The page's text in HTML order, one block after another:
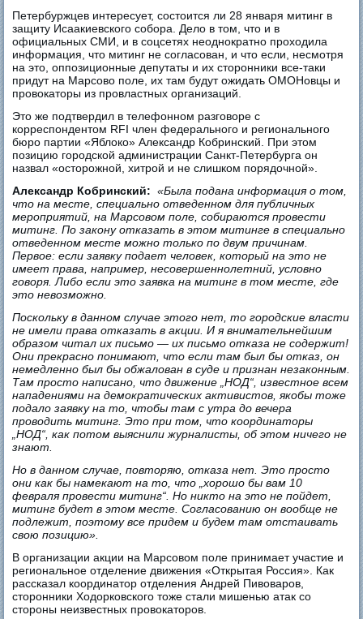
Петербуржцев интересует, состоится ли 28 января митинг в
защиту Исаакиевского собора. Дело в том, что и в
официальных СМИ, и в соцсетях неоднократно проходила
информация, что митинг не согласован, и что если, несмотря
на это, оппозиционные депутаты и их сторонники все-таки
придут на Марсово поле, их там будут ожидать ОМОНовцы и
провокаторы из провластных организаций.
Это же подтвердил в телефонном разговоре с
корреспондентом RFI член федерального и регионального
бюро партии «Яблоко» Александр Кобринский. При этом
позицию городской администрации Санкт-Петербурга он
назвал «осторожной, хитрой и не слишком порядочной».
Александр Кобринский: «Была подана информация о том,
что на месте, специально отведенном для публичных
мероприятий, на Марсовом поле, собираются провести
митинг. По закону отказать в этом митинге в специально
отведенном месте можно только по двум причинам.
Первое: если заявку подает человек, который на это не
имеет права, например, несовершеннолетний, условно
говоря. Либо если это заявка на митинг в том месте, где
это невозможно.
Поскольку в данном случае этого нет, то городские власти
не имели права отказать в акции. И я внимательнейшим
образом читал их письмо — их письмо отказа не содержит!
Они прекрасно понимают, что если там был бы отказ, он
немедленно был бы обжалован в суде и признан незаконным.
Там просто написано, что движение „НОД“, известное всем
нападениями на демократических активистов, якобы тоже
подало заявку на то, чтобы там с утра до вечера
проводить митинг. Это при том, что координаторы
„НОД“, как потом выяснили журналисты, об этом ничего не
знают.
Но в данном случае, повторяю, отказа нет. Это просто
они как бы намекают на то, что „хорошо бы вам 10
февраля провести митинг“. Но никто на это не пойдет,
митинг будет в этом месте. Согласованию он вообще не
подлежит, поэтому все придем и будем там отстаивать
свою позицию».
В организации акции на Марсовом поле принимает участие и
региональное отделение движения «Открытая Россия». Как
рассказал координатор отделения Андрей Пивоваров,
сторонники Ходорковского тоже стали мишенью атак со
стороны неизвестных провокаторов.